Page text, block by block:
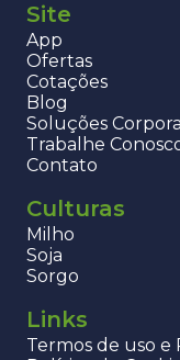
Site
App
Ofertas
Cotações
Blog
Soluções
Trabalhe
Contato
Culturas
Milho
Soja
Sorgo
Links
Termos de uso e